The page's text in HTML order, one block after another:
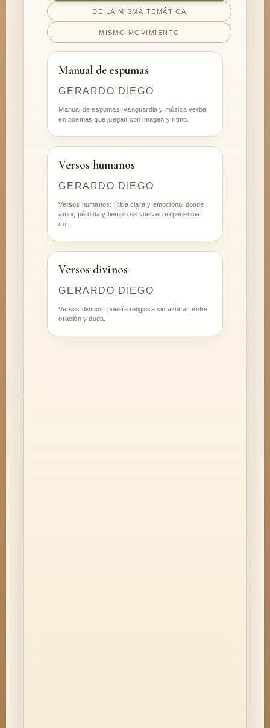
DE LA MISMA TEMÁTICA
MISMO MOVIMIENTO
Manual de espumas
GERARDO DIEGO
Manual de espumas: vanguardia y música verbal
en poemas que juegan con imagen y ritmo.
Versos humanos
GERARDO DIEGO
Versos humanos: lírica clara y emocional donde
amor, pérdida y tiempo se vuelven experiencia
co…
Versos divinos
GERARDO DIEGO
Versos divinos: poesía religiosa sin azúcar, entre
oración y duda.